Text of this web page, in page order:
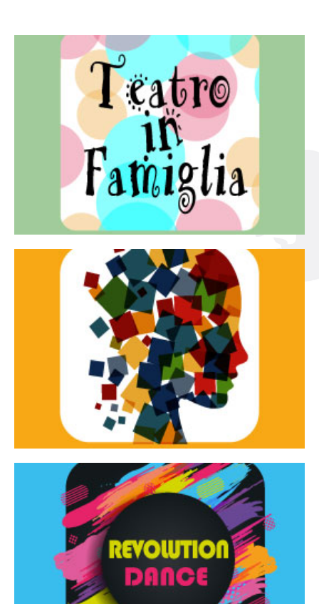
Teatro in famiglia
Teatro In Famiglia è una rassegna di teatro concepita
per far condividere e godere del teatro all’intera
famiglia.
Continua
Tracce dinamiche
Tracce Dinamiche è una rassegna di teatro
d’innovazione e sperimentale.
Continua
Revolution Dance
Rassegna di danza contemporanea – I Edizione